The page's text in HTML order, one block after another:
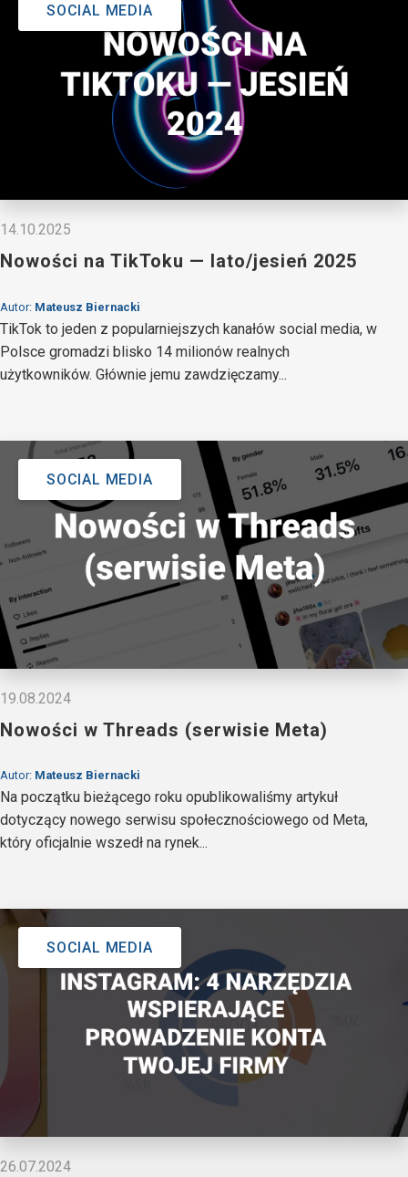
SOCIAL MEDIA
14.10.2025
Nowości na TikToku — lato/jesień 2025
Autor: Mateusz Biernacki
TikTok to jeden z popularniejszych kanałów social media, w
Polsce gromadzi blisko 14 milionów realnych
użytkowników. Głównie jemu zawdzięczamy...
SOCIAL MEDIA
19.08.2024
Nowości w Threads (serwisie Meta)
Autor: Mateusz Biernacki
Na początku bieżącego roku opublikowaliśmy artykuł
dotyczący nowego serwisu społecznościowego od Meta,
który oficjalnie wszedł na rynek...
SOCIAL MEDIA
26.07.2024